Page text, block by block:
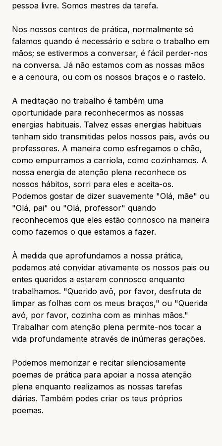
pessoa livre. Somos mestres da tarefa.
Nos nossos centros de prática, normalmente só
falamos quando é necessário e sobre o trabalho em
mãos; se estivermos a conversar, é fácil perder-nos
na conversa. Já não estamos com as nossas mãos
e a cenoura, ou com os nossos braços e o rastelo.
A meditação no trabalho é também uma
oportunidade para reconhecermos as nossas
energias habituais. Talvez essas energias habituais
tenham sido transmitidas pelos nossos pais, avós ou
professores. A maneira como esfregamos o chão,
como empurramos a carriola, como cozinhamos. A
nossa energia de atenção plena reconhece os
nossos hábitos, sorri para eles e aceita-os.
Podemos gostar de dizer suavemente "Olá, mãe" ou
"Olá, pai" ou "Olá, professor" quando
reconhecemos que eles estão connosco na maneira
como fazemos o que estamos a fazer.
À medida que aprofundamos a nossa prática,
podemos até convidar ativamente os nossos pais ou
entes queridos a estarem connosco enquanto
trabalhamos. "Querido avô, por favor, desfruta de
limpar as folhas com os meus braços," ou "Querida
avó, por favor, cozinha com as minhas mãos."
Trabalhar com atenção plena permite-nos tocar a
vida profundamente através de inúmeras gerações.
Podemos memorizar e recitar silenciosamente
poemas de prática para apoiar a nossa atenção
plena enquanto realizamos as nossas tarefas
diárias. Também podes criar os teus próprios
poemas.